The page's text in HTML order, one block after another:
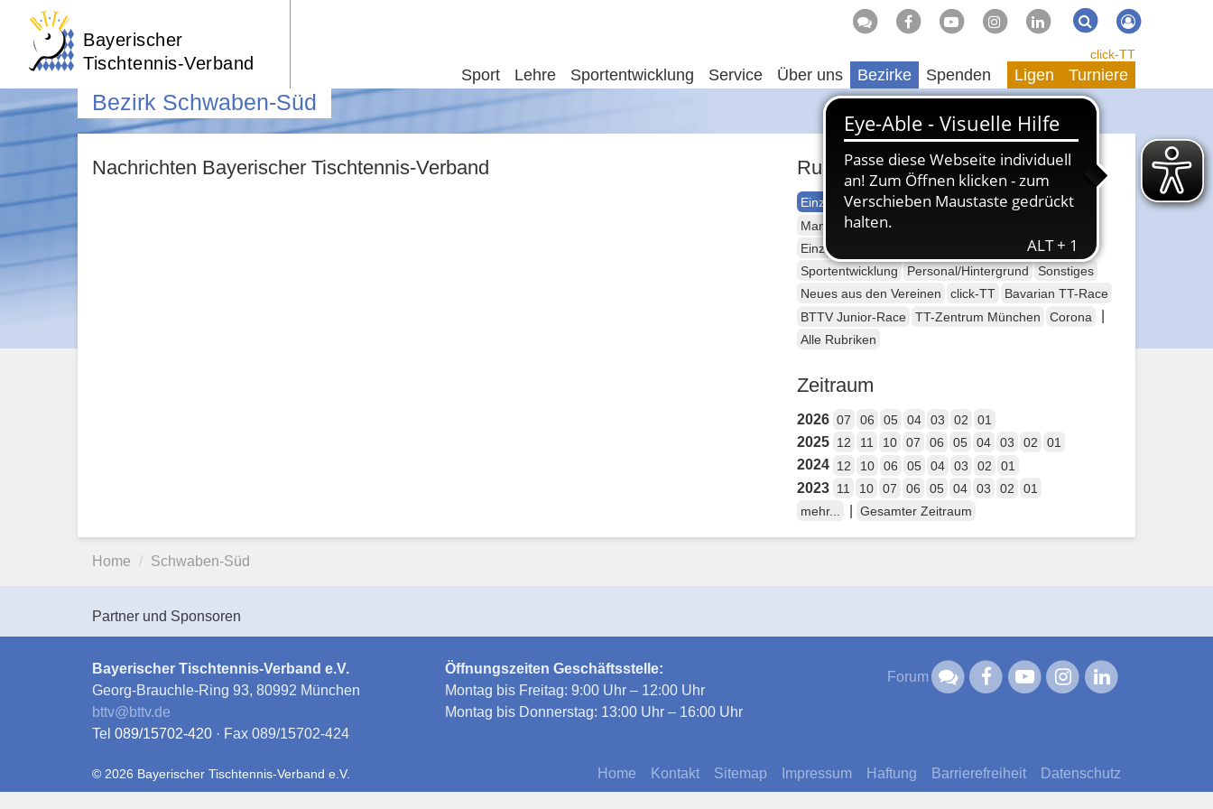
Bayerischer
Tischtennis-Verband
Suche Suchen
Sport Lehre Sportentwicklung Service Über uns Bezirke Spenden
click-TT
Ligen Turniere
Bezirk Schwaben-Süd
Nachrichten Bayerischer Tischtennis-Verband Rubriken
Einzelsport Erwachsene
Mannschaftssport Erwachsene
Einzelsport Jugend
Mannschaftssport Jugend
Sportentwicklung
Personal/Hintergrund
Sonstiges
Neues aus den Vereinen
click-TT
Bavarian TT-Race
BTTV Junior-Race
TT-Zentrum München Corona
Alle Rubriken
Zeitraum
2026 07 06 05 04 03 02 01
2025 12 11 10 07 06 05 04 03 02 01
2024 12 10 06 05 04 03 02 01
2023 11 10 07 06 05 04 03 02
01
mehr...
Gesamter Zeitraum
Home Schwaben-Süd
Partner und Sponsoren
Bayerischer Tischtennis-Verband e.V.
Georg-Brauchle-Ring 93, 80992 München
bttv@bttv.de
Tel 089/15702-420 · Fax 089/15702-424
Öffnungszeiten Geschäftsstelle:
Montag bis Freitag: 9:00 Uhr – 12:00 Uhr
Montag bis Donnerstag: 13:00 Uhr – 16:00 Uhr
Forum
Home Kontakt Sitemap Impressum Haftung Barrierefreiheit Datenschutz
© 2026 Bayerischer Tischtennis-Verband e.V.